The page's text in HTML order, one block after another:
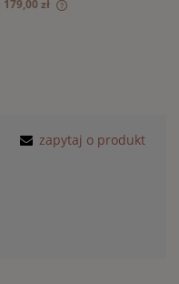
179,00 zł
zapytaj o produkt